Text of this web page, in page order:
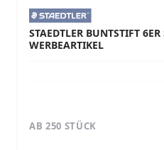
STAEDTLER BUNTSTIFT
WERBEARTIKEL
AB 250 STÜCK